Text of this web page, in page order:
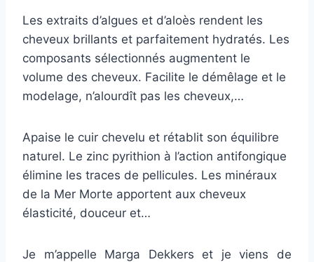
Les extraits d’algues et d’aloès rendent les
cheveux brillants et parfaitement hydratés. Les
composants sélectionnés augmentent le
volume des cheveux. Facilite le démêlage et le
modelage, n’alourdît pas les cheveux,…
Apaise le cuir chevelu et rétablit son équilibre
naturel. Le zinc pyrithion à l’action antifongique
élimine les traces de pellicules. Les minéraux
de la Mer Morte apportent aux cheveux
élasticité, douceur et…
Je m’appelle Marga Dekkers et je viens de